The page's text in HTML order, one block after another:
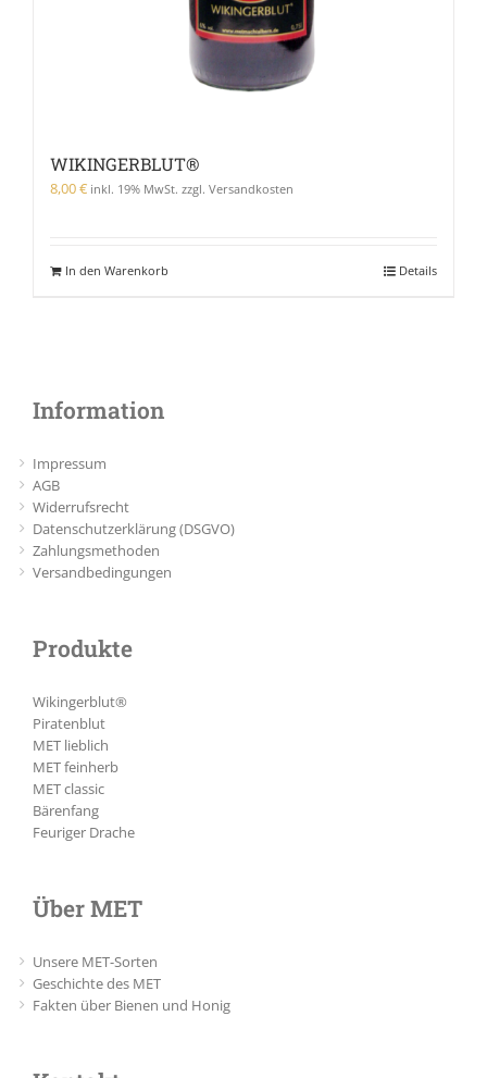
WIKINGERBLUT®
8,00€ inkl. 19% MwSt. zzgl. Versandkosten
In den Warenkorb Details
Information
Impressum
AGB
Widerrufsrecht
Datenschutzerklärung (DSGVO)
Zahlungsmethoden
Versandbedingungen
Produkte
Wikingerblut®
Piratenblut
MET lieblich
MET feinherb
MET classic
Bärenfang
Feuriger Drache
Über MET
Unsere MET-Sorten
Geschichte des MET
Fakten über Bienen und Honig